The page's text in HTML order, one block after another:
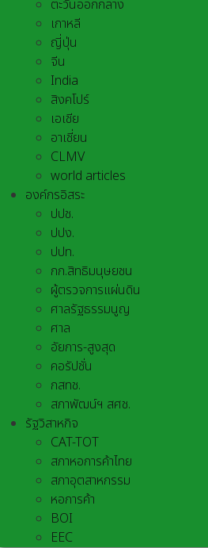
ตะวันออกกลาง
เกาหลี
ญี่ปุ่น
จีน
India
สิงคโปร์
เอเชีย
อาเชี่ยน
CLMV
world articles
องค์กรอิสระ
ปปช.
ปปง.
ปปท.
กก.สิทธิมนุษยชน
ผู้ตรวจการแผ่นดิน
ศาลรัฐธรรมนูญ
ศาล
อัยการ-สูงสุด
คอรัปชั่น
กสทช.
สภาพัฒน์ฯ สศช.
รัฐวิสาหกิจ
CAT-TOT
สภาหอการค้าไทย
สภาอุตสาหกรรม
หอการค้า
BOI
EEC